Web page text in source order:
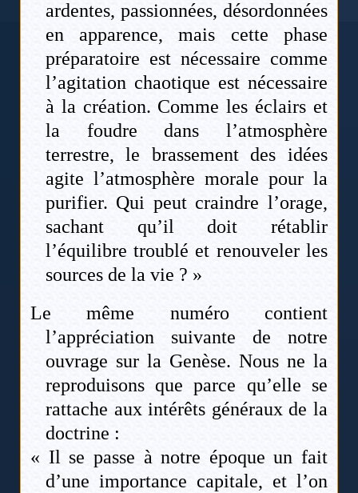
ardentes, passionnées, désordonnées
en apparence, mais cette phase
préparatoire est nécessaire comme
l’agitation chaotique est nécessaire
à la création. Comme les éclairs et
la foudre dans l’atmosphère
terrestre, le brassement des idées
agite l’atmosphère morale pour la
purifier. Qui peut craindre l’orage,
sachant qu’il doit rétablir
l’équilibre troublé et renouveler les
sources de la vie ? »
Le même numéro contient
l’appréciation suivante de notre
ouvrage sur la Genèse. Nous ne la
reproduisons que parce qu’elle se
rattache aux intérêts généraux de la
doctrine :
« Il se passe à notre époque un fait
d’une importance capitale, et l’on